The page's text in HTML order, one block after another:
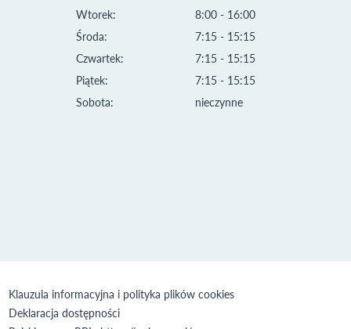
Wtorek:
Środa:
Czwartek:
Piątek:
Sobota:
8:00 - 16:00
7:15 - 15:15
7:15 - 15:15
7:15 - 15:15
nieczynne
Klauzula informacyjna i polityka plików cookies
Deklaracja dostępności